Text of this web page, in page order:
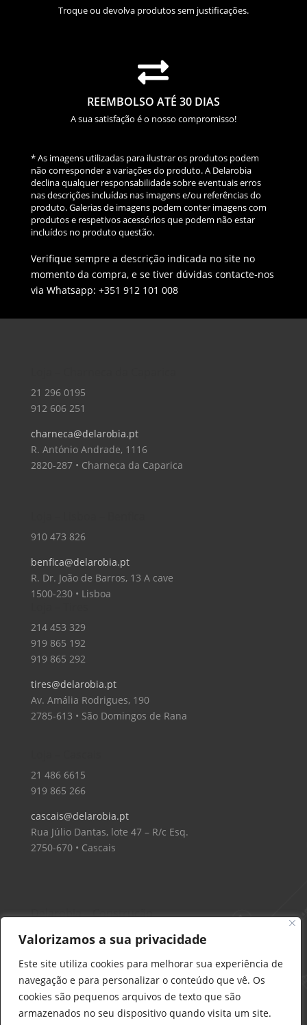
Valorizamos a sua privacidade
Este site utiliza cookies para melhorar sua experiência de
navegação e para personalizar o conteúdo que vê. Os
cookies são pequenos arquivos de texto que são
armazenados no seu dispositivo quando visita um site.
Troque ou devolva produtos sem justificações.

REEMBOLSO ATÉ 30 DIAS
A sua satisfação é o nosso compromisso!
* As imagens utilizadas para ilustrar os produtos podem
não corresponder a variações do produto. A Delarobia
declina qualquer responsabilidade sobre eventuais erros
nas descrições incluídas nas imagens e/ou referências do
produto. Galerias de imagens podem conter imagens com
produtos e respetivos acessórios que podem não estar
incluídos no produto questão.
Verifique sempre a descrição indicada no site no
momento da compra, e se tiver dúvidas contacte-nos
via Whatsapp: +351 912 101 008
21 296 0195
912 606 251
charneca@delarobia.pt
R. António Andrade, 1116
2820-287 • Charneca da Caparica
910 473 826
benfica@delarobia.pt
R. Dr. João de Barros, 13 A cave
1500-230 • Lisboa
214 453 329
919 865 192
919 865 292
tires@delarobia.pt
Av. Amália Rodrigues, 190
2785-613 • São Domingos de Rana
21 486 6615
919 865 266
cascais@delarobia.pt
Rua Júlio Dantas, lote 47 – R/c Esq.
2750-670 • Cascais
Delarobia – Construção
912 441 514
construcao@delarobia.pt
R. António Andrade, 1171
2820-287 • Charneca de Caparica